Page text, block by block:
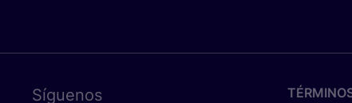
Síguenos